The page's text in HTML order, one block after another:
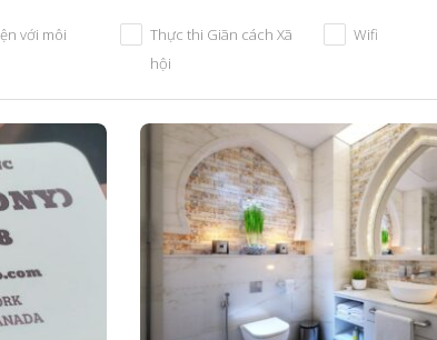
với môi
Thực thi Giãn cách Xã
hội
Wifi